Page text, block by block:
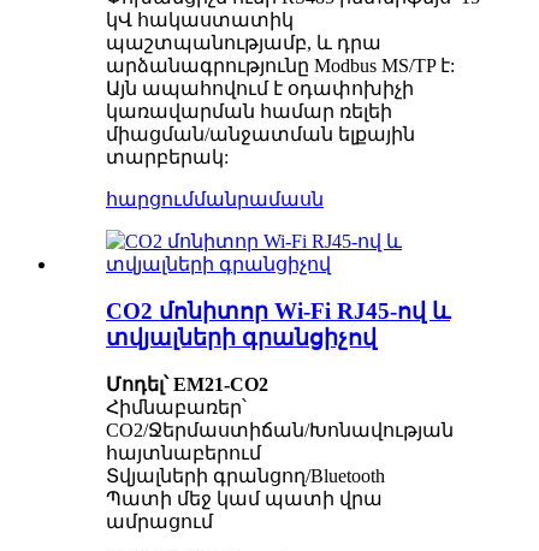
կՎ հակաստատիկ
պաշտպանությամբ, և դրա
արձանագրությունը Modbus MS/TP է:
Այն ապահովում է օդափոխիչի
կառավարման համար ռելեի
միացման/անջատման ելքային
տարբերակ:
հարցումմանրամասն
CO2 մոնիտոր Wi-Fi RJ45-ով և
տվյալների գրանցիչով
Մոդել՝ EM21-CO2
Հիմնաբառեր՝
CO2/Ջերմաստիճան/Խոնավության
հայտնաբերում
Տվյալների գրանցող/Bluetooth
Պատի մեջ կամ պատի վրա
ամրացում